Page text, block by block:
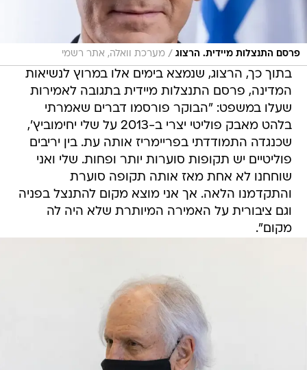
פרסם התנצלות מיידית. הרצוג / מערכת וואלה, אתר רשמי
בתוך כך, הרצוג, שנמצא בימים אלו במרוץ לנשיאות
המדינה, פרסם התנצלות מיידית בתגובה לאמירות
שעלו במשפט: "הבוקר פורסמו דברים שאמרתי
בלהט מאבק פוליטי יצרי ב-2013 על שלי יחימוביץ',
שכנגדה התמודדתי בפריימריז אותה עת. בין יריבים
פוליטיים יש תקופות סוערות יותר ופחות. שלי ואני
שוחחנו לא אחת מאז אותה תקופה סוערת
והתקדמנו הלאה. אך אני מוצא מקום להתנצל בפניה
וגם ציבורית על האמירה המיותרת שלא היה לה
מקום".